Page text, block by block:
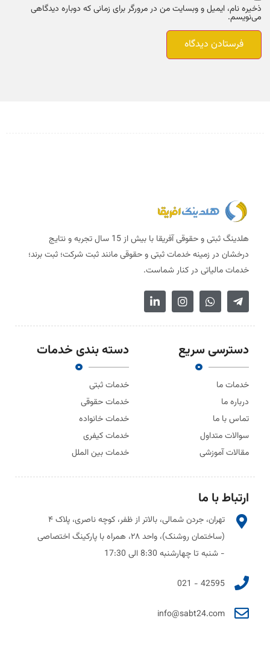
ذخیره نام، ایمیل و وبسایت من در مرورگر برای زمانی که دوباره دیدگاهی
می‌نویسم.
هلدینگ ثبتی و حقوقی آفریقا با بیش از 15 سال تجربه و نتایج
درخشان در زمینه خدمات ثبتی و حقوقی مانند ثبت شرکت؛ ثبت برند؛
خدمات مالیاتی در کنار شماست.
دسترسی سریع
خدمات ما
درباره ما
تماس با ما
سوالات متداول
مقالات آموزشی
دسته بندی خدمات
خدمات ثبتی
خدمات حقوقی
خدمات خانواده
خدمات کیفری
خدمات بین الملل
ارتباط با ما
تهران، جردن شمالی، بالاتر از ظفر، کوچه ناصری، پلاک ۴
(ساختمان روشنک)، واحد ۲۸، همراه با پارکینگ اختصاصی
- شنبه تا چهارشنبه 8:30 الی 17:30
42595 - 021
info@sabt24.com